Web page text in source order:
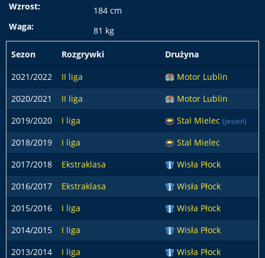
Wzrost:
184 cm
Waga:
81 kg
Sezon Rozgrywki
Drużyna
2021/2022
II liga
Motor Lublin
2020/2021
II liga
Motor Lublin
2019/2020
I liga Stal Mielec (jesień)
2018/2019 I liga
Stal Mielec
2017/2018
Ekstraklasa
Wisła Płock
2016/2017
Ekstraklasa
Wisła Płock
2015/2016
I liga
Wisła Płock
2014/2015
I liga
Wisła Płock
2013/2014
I liga
Wisła Płock